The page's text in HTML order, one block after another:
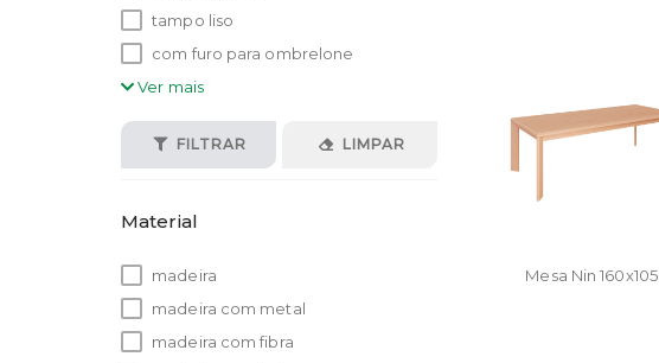
tampo liso
com furo para ombrelone
Ver mais
FILTRAR LIMPAR
Material
madeira
madeira com metal
madeira com fibra
Mesa Nin 160x105